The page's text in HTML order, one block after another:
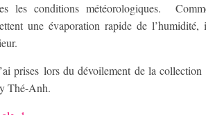
les conditions météorologiques.
une évaporation rapide de
prises lors du dévoilement de la collection
Thé-Anh.